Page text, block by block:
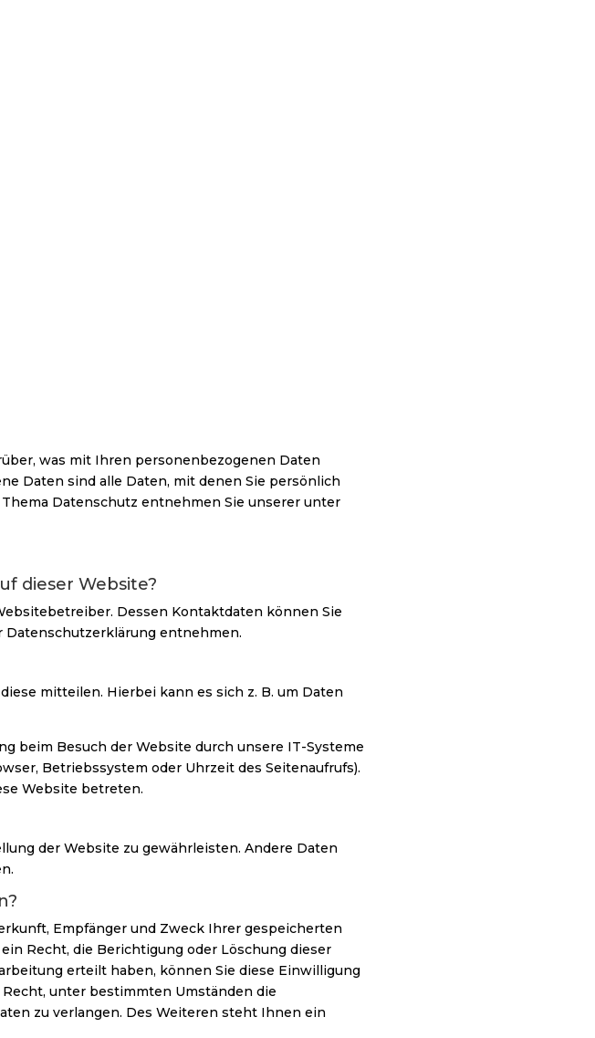
was mit Ihren personenbezogenen Daten
Daten sind alle Daten, mit denen Sie persönlich
Datenschutz entnehmen Sie unserer unter
dieser Website?
Dessen Kontaktdaten können Sie
Datenschutzerklärung entnehmen.
mitteilen. Hierbei kann es sich z. B. um Daten
beim Besuch der Website durch unsere IT-Systeme
Betriebssystem oder Uhrzeit des Seitenaufrufs).
Website betreten.
der Website zu gewährleisten. Andere Daten
Empfänger und Zweck Ihrer gespeicherten
Recht, die Berichtigung oder Löschung dieser
erteilt haben, können Sie diese Einwilligung
unter bestimmten Umständen die
zu verlangen. Des Weiteren steht Ihnen ein